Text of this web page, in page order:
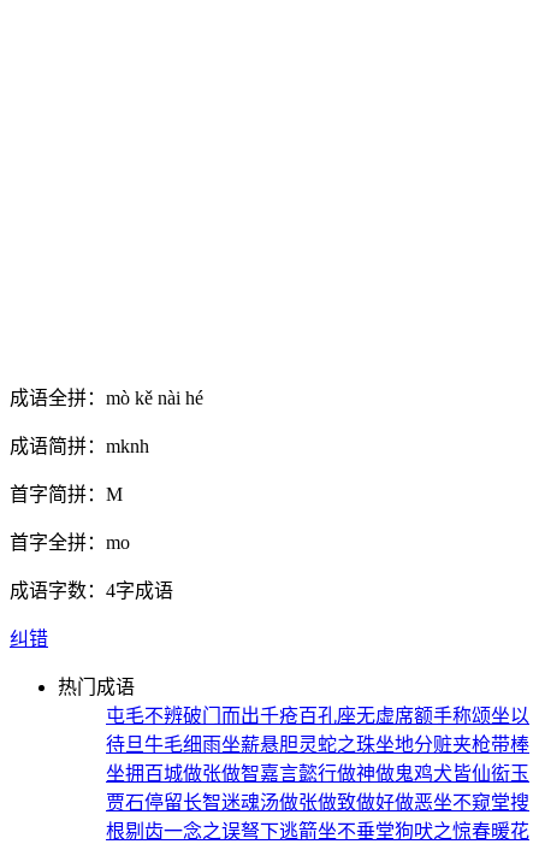
成语全拼： mò kě nài hé
成语简拼： mknh
首字简拼： M
首字全拼： mo
成语字数： 4字成语
纠错
热门成语
屯毛不辨破门而出千疮百孔座无虚席额手称颂坐以
待旦牛毛细雨坐薪悬胆灵蛇之珠坐地分赃夹枪带棒
坐拥百城做张做智嘉言懿行做神做鬼鸡犬皆仙衒玉
贾石停留长智迷魂汤做张做致做好做恶坐不窥堂搜
根剔齿一念之误弩下逃箭坐不垂堂狗吠之惊春暖花